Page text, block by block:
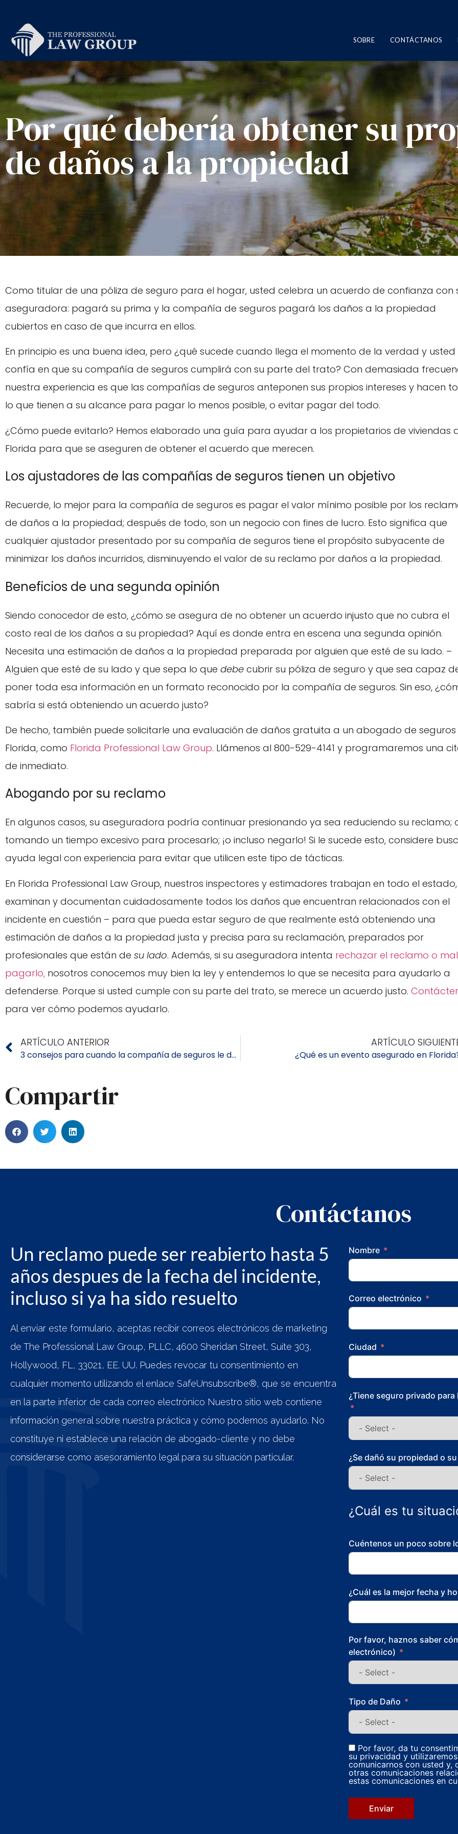
SOBRE CONTÁCTANOS
Por qué debería obtener su
de daños a la propiedad
Como titular de una póliza de seguro para el hogar, usted celebra un acuerdo de confianza con
aseguradora: pagará su prima y la compañía de seguros pagará los daños a la propiedad
cubiertos en caso de que incurra en ellos.
En principio es una buena idea, pero ¿qué sucede cuando llega el momento de la verdad y usted
confía en que su compañía de seguros cumplirá con su parte del trato? Con demasiada
nuestra experiencia es que las compañías de seguros anteponen sus propios intereses y hacen
lo que tienen a su alcance para pagar lo menos posible, o evitar pagar del todo.
¿Cómo puede evitarlo? Hemos elaborado una guía para ayudar a los propietarios de viviendas
Florida para que se aseguren de obtener el acuerdo que merecen.
Los ajustadores de las compañías de seguros tienen un objetivo
Recuerde, lo mejor para la compañía de seguros es pagar el valor mínimo posible por los
de daños a la propiedad; después de todo, son un negocio con fines de lucro. Esto significa que
cualquier ajustador presentado por su compañía de seguros tiene el propósito subyacente de
minimizar los daños incurridos, disminuyendo el valor de su reclamo por daños a la propiedad.
Beneficios de una segunda opinión
Siendo conocedor de esto, ¿cómo se asegura de no obtener un acuerdo injusto que no cubra el
costo real de los daños a su propiedad? Aquí es donde entra en escena una segunda opinión.
Necesita una estimación de daños a la propiedad preparada por alguien que esté de su lado. –
Alguien que esté de su lado y que sepa lo que debe cubrir su póliza de seguro y que sea capaz
poner toda esa información en un formato reconocido por la compañía de seguros. Sin eso,
sabría si está obteniendo un acuerdo justo?
De hecho, también puede solicitarle una evaluación de daños gratuita a un abogado de seguros
Florida, como Florida Professional Law Group. Llámenos al 800-529-4141 y programaremos una
de inmediato.
Abogando por su reclamo
En algunos casos, su aseguradora podría continuar presionando ya sea reduciendo su reclamo;
tomando un tiempo excesivo para procesarlo; ¡o incluso negarlo! Si le sucede esto, considere
ayuda legal con experiencia para evitar que utilicen este tipo de tácticas.
En Florida Professional Law Group, nuestros inspectores y estimadores trabajan en todo el estado,
examinan y documentan cuidadosamente todos los daños que encuentran relacionados con el
incidente en cuestión – para que pueda estar seguro de que realmente está obteniendo una
estimación de daños a la propiedad justa y precisa para su reclamación, preparados por
profesionales que están de su lado. Además, si su aseguradora intenta rechazar el reclamo o mal
pagarlo, nosotros conocemos muy bien la ley y entendemos lo que se necesita para ayudarlo a
defenderse. Porque si usted cumple con su parte del trato, se merece un acuerdo justo.
para ver cómo podemos ayudarlo.
ARTÍCULO ANTERIOR
3 consejos para cuando la compañía de seguros le da evasivas
ARTÍCULO
¿Qué es un evento asegurado en
Compartir
Contáctanos
Un reclamo puede ser reabierto hasta 5
años despues de la fecha del incidente,
incluso si ya ha sido resuelto
Al enviar este formulario, aceptas recibir correos electrónicos de marketing
de The Professional Law Group, PLLC, 4600 Sheridan Street, Suite 303,
Hollywood, FL, 33021, EE. UU. Puedes revocar tu consentimiento en
cualquier momento utilizando el enlace SafeUnsubscribe®, que se encuentra
en la parte inferior de cada correo electrónico Nuestro sitio web contiene
información general sobre nuestra práctica y cómo podemos ayudarlo. No
constituye ni establece una relación de abogado-cliente y no debe
considerarse como asesoramiento legal para su situación particular.
Nombre
Correo electrónico
Ciudad
¿Tiene seguro privado para
¿Se dañó su propiedad o
¿Cuál es tu
Cuéntenos un poco sobre
¿Cuál es la mejor fecha y
Por favor, haznos saber
electrónico)
Tipo de Daño
Por favor, da tu
su privacidad y
comunicarnos con usted y,
otras comunicaciones
estas comunicaciones en
Enviar